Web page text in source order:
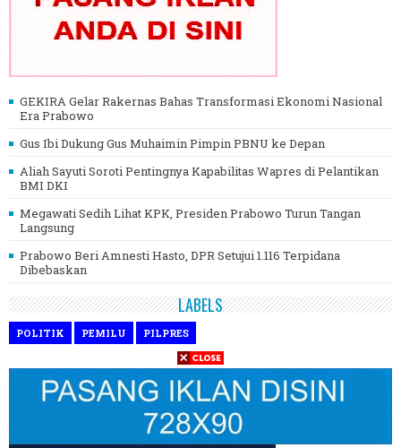
GEKIRA Gelar Rakernas Bahas Transformasi Ekonomi Nasional
Era Prabowo
Gus Ibi Dukung Gus Muhaimin Pimpin PBNU ke Depan
Aliah Sayuti Soroti Pentingnya Kapabilitas Wapres di Pelantikan
BMI DKI
Megawati Sedih Lihat KPK, Presiden Prabowo Turun Tangan
Langsung
Prabowo Beri Amnesti Hasto, DPR Setujui 1.116 Terpidana
Dibebaskan
LABELS
POLITIK PEMILU PILPRES